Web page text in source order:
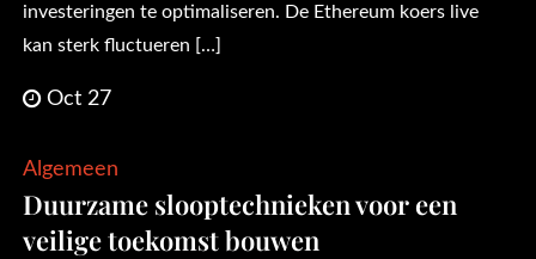
investeringen te optimaliseren. De Ethereum koers live
kan sterk fluctueren […]
Oct 27
Algemeen
Duurzame slooptechnieken voor een
veilige toekomst bouwen